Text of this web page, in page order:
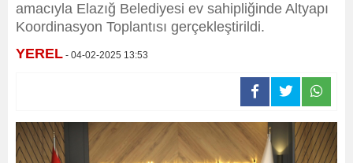
amacıyla Elazığ Belediyesi ev sahipliğinde Altyapı
Koordinasyon Toplantısı gerçekleştirildi.
YEREL - 04-02-2025 13:53